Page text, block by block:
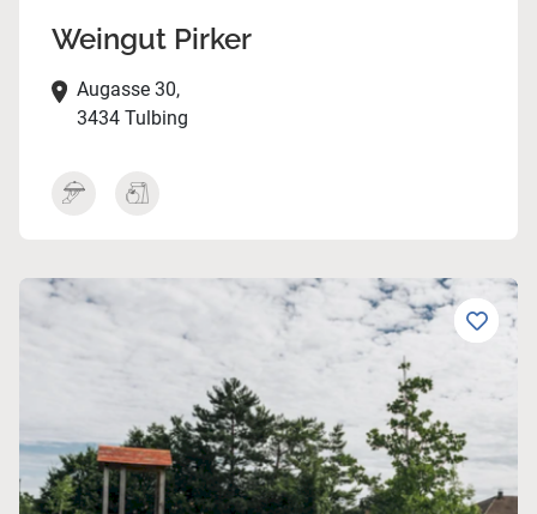
Weingut Pirker
Augasse 30,
3434 Tulbing